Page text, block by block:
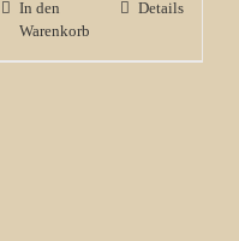
In den
Warenkorb
Details